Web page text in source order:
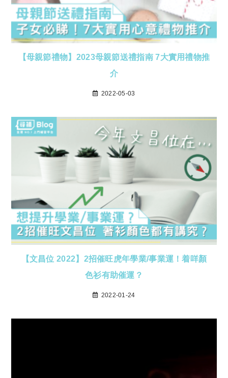
【母親節禮物】2023母親節送禮指南 7大實用禮物推
介
2022-05-03
【文昌位 2022】2招催旺虎年學業/事業運！着咩顏
色衫有助催運？
2022-01-24